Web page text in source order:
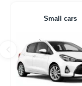
Small cars